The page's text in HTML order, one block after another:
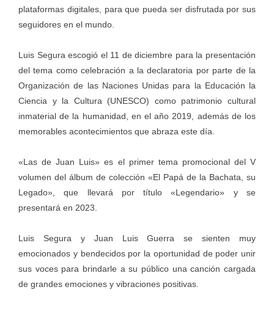
plataformas digitales, para que pueda ser disfrutada por sus
seguidores en el mundo.
Luis Segura escogió el 11 de diciembre para la presentación
del tema como celebración a la declaratoria por parte de la
Organización de las Naciones Unidas para la Educación la
Ciencia y la Cultura (UNESCO) como patrimonio cultural
inmaterial de la humanidad, en el año 2019, además de los
memorables acontecimientos que abraza este día.
«Las de Juan Luis» es el primer tema promocional del V
volumen del álbum de colección «El Papá de la Bachata, su
Legado», que llevará por título «Legendario» y se
presentará en 2023.
Luis Segura y Juan Luis Guerra se sienten muy
emocionados y bendecidos por la oportunidad de poder unir
sus voces para brindarle a su público una canción cargada
de grandes emociones y vibraciones positivas.